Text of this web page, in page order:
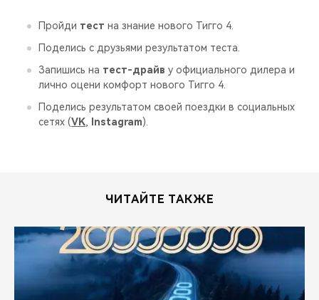
CHERY REMOTE
Пройди тест на знание нового Тигго 4.
Поделись с друзьями результатом теста.
Запишись на тест-драйв у официального дилера и
лично оцени комфорт нового Тигго 4.
Поделись результатом своей поездки в социальных
сетях (VK Instagram).
ЧИТАЙТЕ ТАКЖЕ